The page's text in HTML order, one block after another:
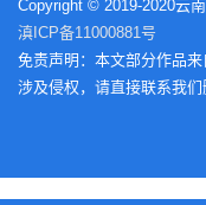
Copyright © 2019-2020云
滇ICP备11000881号
免责声明：本文部分作品
涉及侵权，请直接联系我们